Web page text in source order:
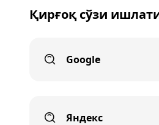
Қирғоқ сўзи
Google
Яндекс